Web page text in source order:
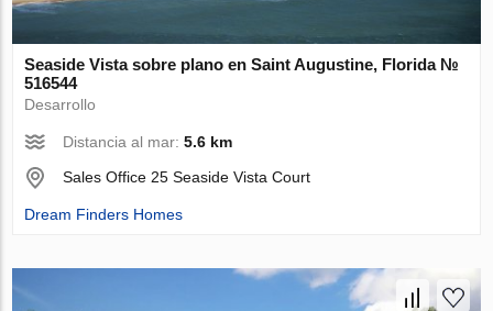
Seaside Vista sobre plano en Saint Augustine, Florida №
516544
Desarrollo
Distancia al mar:5.6 km
Sales Office 25 Seaside Vista Court
Dream Finders Homes